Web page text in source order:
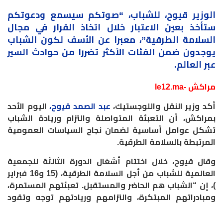
الوزير قيوح، للشباب، “صوتكم سيسمع ودعوتكم
ستأخذ بعين الاعتبار خلال اتخاذ القرار في مجال
السلامة الطرقية”، معبرا عن الأسف لكون الشباب
يوجدون ضمن الفئات الأكثر تضررا من حوادث السير
عبر العالم.
مراكش -le12.ma
أكد وزير النقل واللوجستيك، عبد الصمد قيوح، اليوم الأحد
بمراكش، أن التعبئة المتواصلة والتزام وريادة الشباب
تشكل عوامل أساسية لضمان نجاح السياسات العمومية
المرتبطة بالسلامة الطرقية.
وقال قيوح، خلال اختتام أشغال الدورة الثالثة للجمعية
العالمية للشباب من أجل السلامة الطرقية، (15 و16 فبراير
)، إن “الشباب هم الحاضر والمستقبل. تعبئتهم المستمرة،
ومبادراتهم المبتكرة، والتزامهم وريادتهم توجه وتقود